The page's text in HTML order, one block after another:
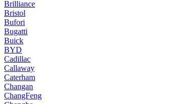
Brilliance
Bristol
Bufori
Bugatti
Buick
BYD
Cadillac
Callaway
Caterham
Changan
ChangFeng